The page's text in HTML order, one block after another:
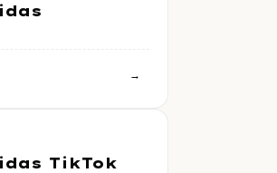
→
TikTok